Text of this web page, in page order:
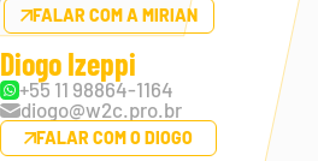
FALAR COM A MIRIAN
Diogo Izeppi
+55 11 98864-1164
diogo@w2c.pro.br
FALAR COM O DIOGO